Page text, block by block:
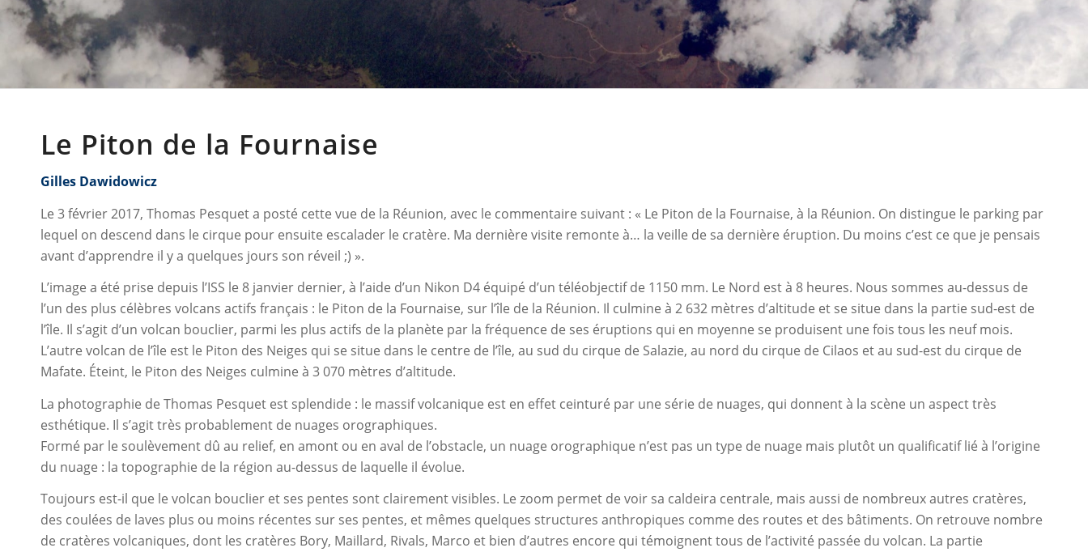
Le Piton de la Fournaise
Gilles Dawidowicz
Le 3 février 2017, Thomas Pesquet a posté cette vue de la Réunion, avec le commentaire suivant : « Le Piton de la Fournaise, à la Réunion. On distingue le parking par
lequel on descend dans le cirque pour ensuite escalader le cratère. Ma dernière visite remonte à… la veille de sa dernière éruption. Du moins c’est ce que je pensais
avant d’apprendre il y a quelques jours son réveil ;) ».
L’image a été prise depuis l’ISS le 8 janvier dernier, à l’aide d’un Nikon D4 équipé d’un téléobjectif de 1150 mm. Le Nord est à 8 heures. Nous sommes au-dessus de
l’un des plus célèbres volcans actifs français : le Piton de la Fournaise, sur l’île de la Réunion. Il culmine à 2 632 mètres d’altitude et se situe dans la partie sud-est de
l’île. Il s’agit d’un volcan bouclier, parmi les plus actifs de la planète par la fréquence de ses éruptions qui en moyenne se produisent une fois tous les neuf mois.
L’autre volcan de l’île est le Piton des Neiges qui se situe dans le centre de l’île, au sud du cirque de Salazie, au nord du cirque de Cilaos et au sud-est du cirque de
Mafate. Éteint, le Piton des Neiges culmine à 3 070 mètres d’altitude.
La photographie de Thomas Pesquet est splendide : le massif volcanique est en effet ceinturé par une série de nuages, qui donnent à la scène un aspect très
esthétique. Il s’agit très probablement de nuages orographiques.
Formé par le soulèvement dû au relief, en amont ou en aval de l’obstacle, un nuage orographique n’est pas un type de nuage mais plutôt un qualificatif lié à l’origine
du nuage : la topographie de la région au-dessus de laquelle il évolue.
Toujours est-il que le volcan bouclier et ses pentes sont clairement visibles. Le zoom permet de voir sa caldeira centrale, mais aussi de nombreux autres cratères,
des coulées de laves plus ou moins récentes sur ses pentes, et mêmes quelques structures anthropiques comme des routes et des bâtiments. On retrouve nombre
de cratères volcaniques, dont les cratères Bory, Maillard, Rivals, Marco et bien d’autres encore qui témoignent tous de l’activité passée du volcan. La partie